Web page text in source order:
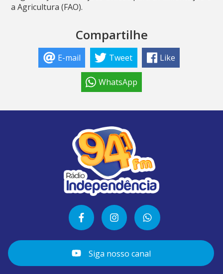
a Agricultura (FAO).
Compartilhe
E-mail Tweet Like
WhatsApp
Siga nosso canal